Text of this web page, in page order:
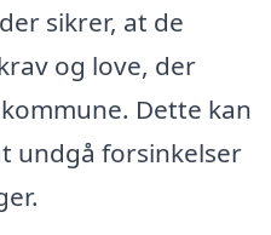
sikrer, at de
og love, der
Dette kan
undgå forsinkelser